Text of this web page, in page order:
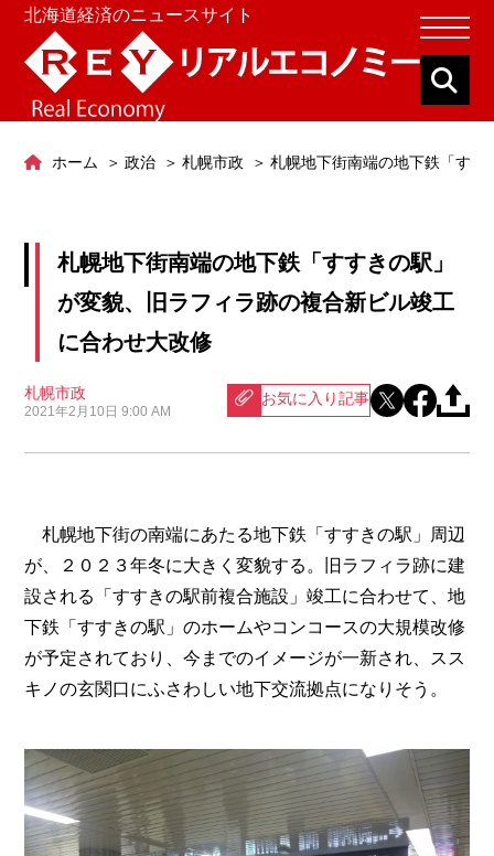
北海道経済のニュースサイト
ホーム 政治 札幌市政 札幌地下街南端の地下鉄「す
札幌地下街南端の地下鉄「すすきの駅」
が変貌、旧ラフィラ跡の複合新ビル竣工
に合わせ大改修
札幌市政
2021年2月10日 9:00 AM
お気に入り記事
札幌地下街の南端にあたる地下鉄「すすきの駅」周辺
が、２０２３年冬に大きく変貌する。旧ラフィラ跡に建
設される「すすきの駅前複合施設」竣工に合わせて、地
下鉄「すすきの駅」のホームやコンコースの大規模改修
が予定されており、今までのイメージが一新され、スス
キノの玄関口にふさわしい地下交流拠点になりそう。